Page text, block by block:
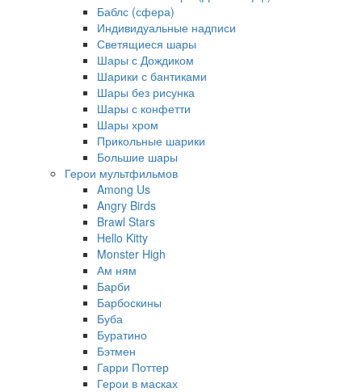
Баблс (сфера)
Индивидуальные надписи
Светящиеся шары
Шары с Дождиком
Шарики с бантиками
Шары без рисунка
Шары с конфетти
Шары хром
Прикольные шарики
Большие шары
Герои мультфильмов
Among Us
Angry Birds
Brawl Stars
Hello Kitty
Monster High
Ам ням
Барби
Барбоскины
Буба
Буратино
Бэтмен
Гарри Поттер
Герои в масках